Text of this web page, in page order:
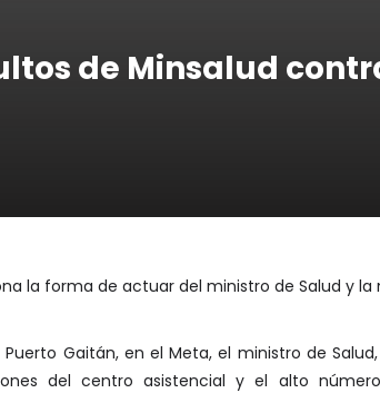
de Minsalud
la forma de actuar del ministro de Salud y
Gaitán, en el Meta, el ministro de
del centro asistencial y el alto